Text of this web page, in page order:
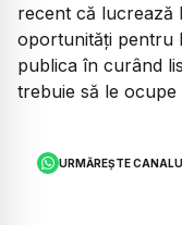
recent că lucrează
oportunități pentru
publica în curând
trebuie să le
URMĂREȘTE